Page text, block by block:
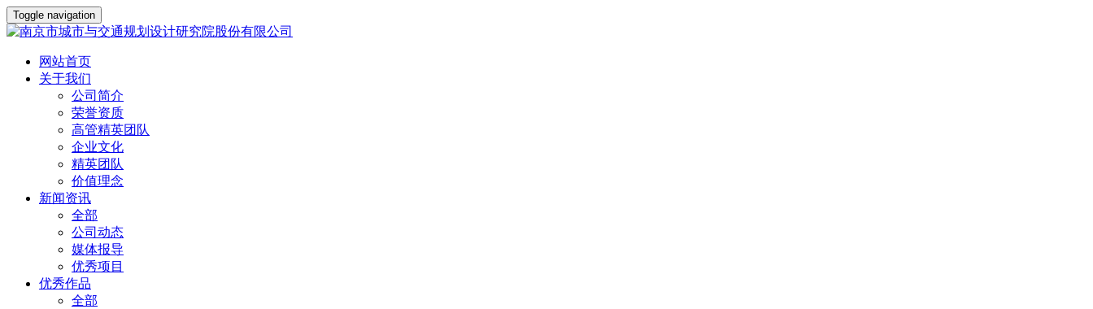
Toggle navigation
网站首页
关于我们
公司简介
荣誉资质
高管精英团队
企业文化
精英团队
价值理念
新闻资讯
全部
公司动态
媒体报导
优秀项目
优秀作品
全部